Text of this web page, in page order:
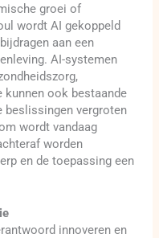
groei of
wordt AI gekoppeld
aan een
AI-systemen
kunnen ook bestaande
vergroten
wordt vandaag
worden
en de toepassing een
innoveren en